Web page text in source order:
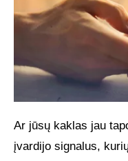
Ar jūsų kaklas jau
įvardijo signalus,